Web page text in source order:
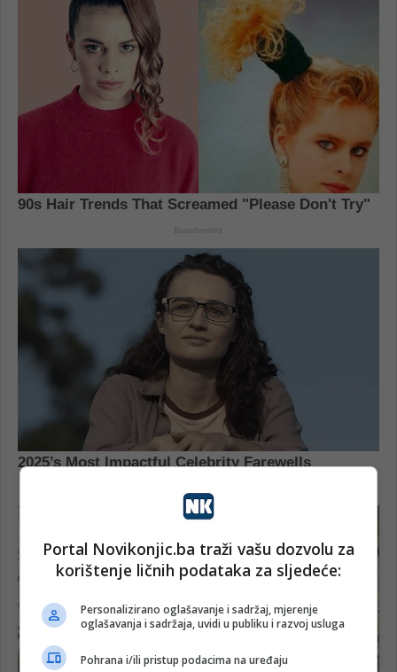
Portal Novikonjic.ba traži vašu dozvolu za
korištenje ličnih podataka za sljedeće:
Personalizirano oglašavanje i sadržaj, mjerenje
oglašavanja i sadržaja, uvidi u publiku i razvoj usluga
Pohrana i/ili pristup podacima na uređaju